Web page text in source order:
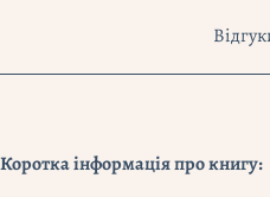
Коротка інформація про книгу: